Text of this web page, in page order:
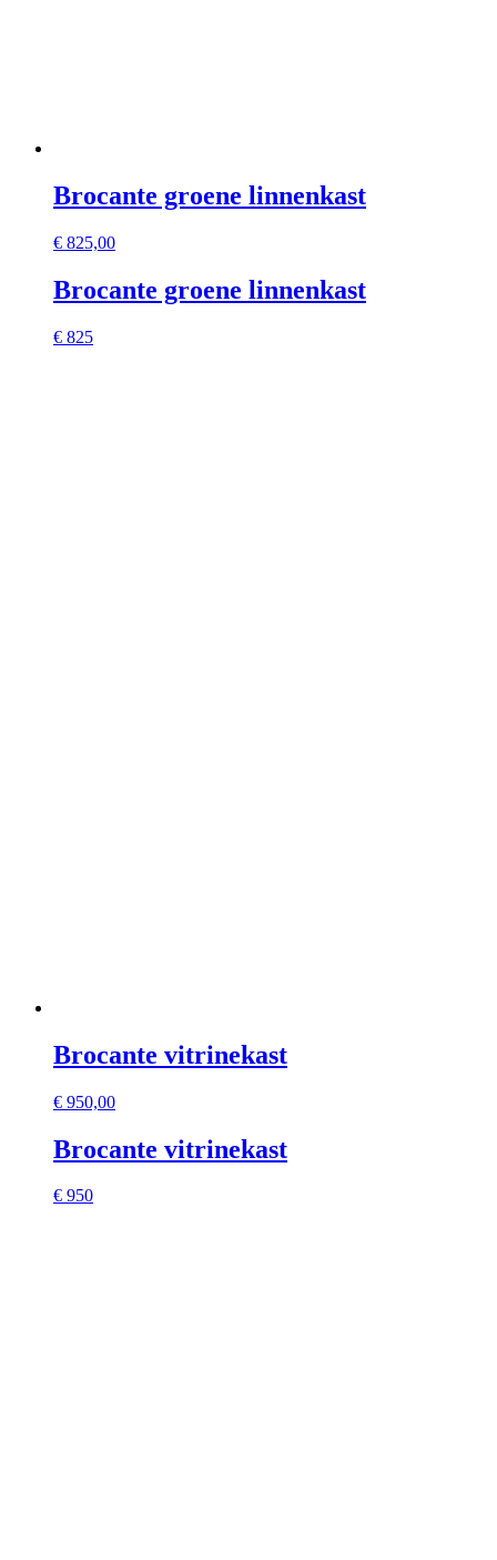
Brocante groene linnenkast
€ 825,00
Brocante groene linnenkast
€ 825
Brocante vitrinekast
€ 950,00
Brocante vitrinekast
€ 950